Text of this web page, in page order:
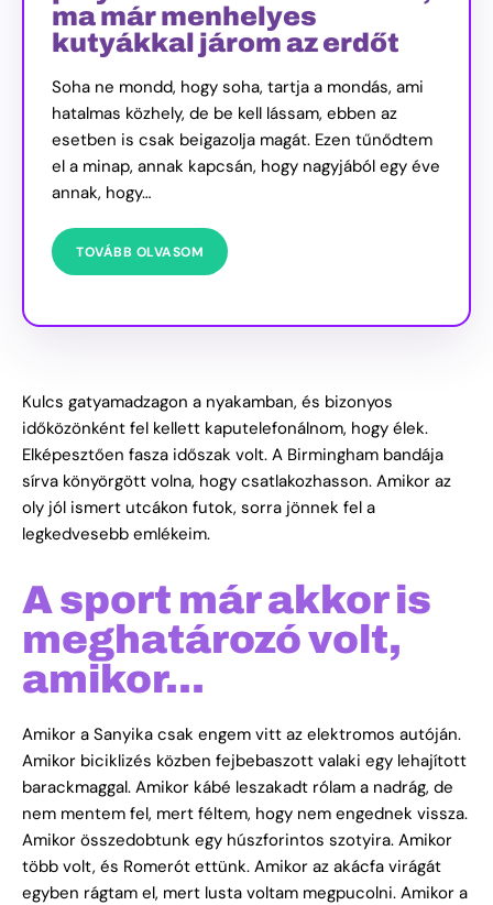
ma már menhelyes
kutyákkal járom az erdőt
Soha ne mondd, hogy soha, tartja a mondás, ami
hatalmas közhely, de be kell lássam, ebben az
esetben is csak beigazolja magát. Ezen tűnődtem
el a minap, annak kapcsán, hogy nagyjából egy éve
annak, hogy…
TOVÁBB OLVASOM
Kulcs gatyamadzagon a nyakamban, és bizonyos
időközönként fel kellett kaputelefonálnom, hogy élek.
Elképesztően fasza időszak volt. A Birmingham bandája
sírva könyörgött volna, hogy csatlakozhasson. Amikor az
oly jól ismert utcákon futok, sorra jönnek fel a
legkedvesebb emlékeim.
A sport már akkor is
meghatározó volt,
amikor…
Amikor a Sanyika csak engem vitt az elektromos autóján.
Amikor biciklizés közben fejbebaszott valaki egy lehajított
barackmaggal. Amikor kábé leszakadt rólam a nadrág, de
nem mentem fel, mert féltem, hogy nem engednek vissza.
Amikor összedobtunk egy húszforintos szotyira. Amikor
több volt, és Romerót ettünk. Amikor az akácfa virágát
egyben rágtam el, mert lusta voltam megpucolni. Amikor a